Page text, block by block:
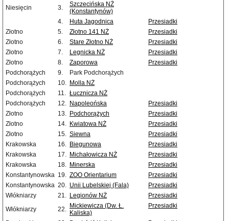
Niesięcin
3.
Szczecińska NŻ
(Konstantynów)
4.
Huta Jagodnica
Przesiadki
Złotno
5. Złotno 141 NŻ
Przesiadki
Złotno
6. Stare Złotno NŻ
Przesiadki
Złotno
7. Legnicka NŻ
Przesiadki
Złotno
8. Zaporowa
Przesiadki
Podchorążych
9.
Park Podchorążych
Podchorążych
10. Molla NŻ
Podchorążych
11. Łucznicza NŻ
Podchorążych
12. Napoleońska
Przesiadki
Złotno
13. Podchorążych
Przesiadki
Złotno
14. Kwiatowa NŻ
Przesiadki
Złotno
15. Siewna
Przesiadki
Krakowska
16. Biegunowa
Przesiadki
Krakowska
17. Michałowicza NŻ
Przesiadki
Krakowska
18. Minerska
Przesiadki
Konstantynowska 19. ZOO Orientarium
Przesiadki
Konstantynowska 20. Unii Lubelskiej (Fala)
Przesiadki
Włókniarzy
21. Legionów NŻ
Przesiadki
Włókniarzy
22. Mickiewicza (Dw. Ł.
Kaliska)
Przesiadki